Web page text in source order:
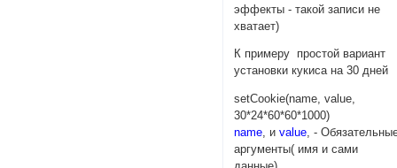
эффекты - такой записи не
хватает)
К примеру простой вариант
установки кукиса на 30 дней
setCookie(name, value,
30*24*60*60*1000)
name, и value, -
аргументы( имя и сами